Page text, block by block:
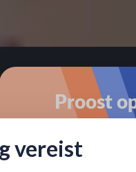
vereist
Proost